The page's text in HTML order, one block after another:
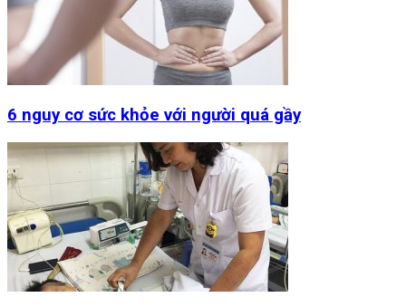
6 nguy cơ sức khỏe với người quá gầy